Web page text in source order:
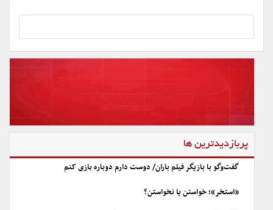
پربازدیدترین ها
گفت‌وگو با بازیگر فیلم باران/ دوست دارم دوباره بازی کنم
«استخر»؛ خواستن یا نخواستن؟